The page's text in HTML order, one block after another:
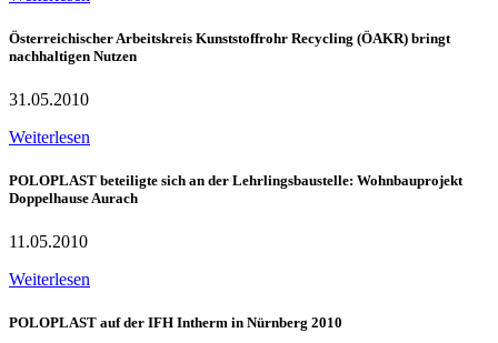
Österreichischer Arbeitskreis Kunststoffrohr Recycling (ÖAKR) bringt
nachhaltigen Nutzen
31.05.2010
Weiterlesen
POLOPLAST beteiligte sich an der Lehrlingsbaustelle: Wohnbauprojekt
Doppelhause Aurach
11.05.2010
Weiterlesen
POLOPLAST auf der IFH Intherm in Nürnberg 2010